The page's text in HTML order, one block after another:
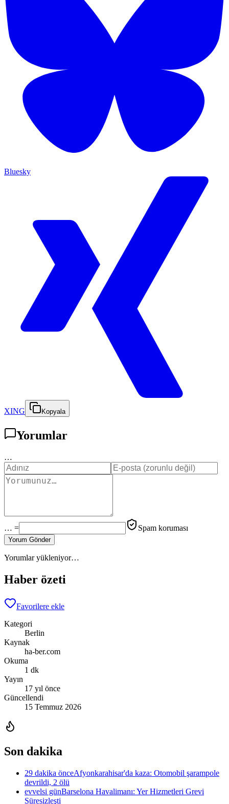
Bluesky
XING Kopyala
Yorumlar
…
… = Spam koruması
Yorum Gönder
Yorumlar yükleniyor…
Haber özeti
Favorilere ekle
Kategori
Berlin
Kaynak
ha-ber.com
Okuma
1 dk
Yayın
17 yıl önce
Güncellendi
15 Temmuz 2026
Son dakika
29 dakika önceAfyonkarahisar'da kaza: Otomobil şarampole
devrildi, 2 ölü
evvelsi günBarselona Havalimanı: Yer Hizmetleri Grevi
Süresizleşti